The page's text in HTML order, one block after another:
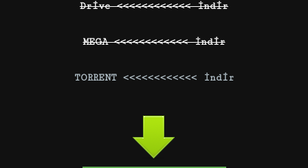
Drive <<<<<<<<<<<< İndir
MEGA <<<<<<<<<<<< İndir
TORRENT <<<<<<<<<<<< İndir